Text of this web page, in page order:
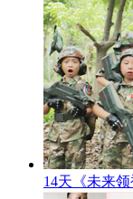
14天《未来